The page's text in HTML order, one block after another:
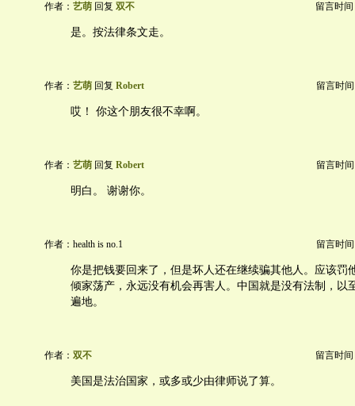
作者： 艺萌 回复 双不 留言时间
是。按法律条文走。
作者： 艺萌 回复 Robert 留言时间
哎！ 你这个朋友很不幸啊。
作者： 艺萌 回复 Robert 留言时间
明白。 谢谢你。
作者：health is no.1 留言时间
你是把钱要回来了，但是坏人还在继续骗其他人。应该罚
倾家荡产，永远没有机会再害人。中国就是没有法制，以
遍地。
作者： 双不 留言时间
美国是法治国家，或多或少由律师说了算。